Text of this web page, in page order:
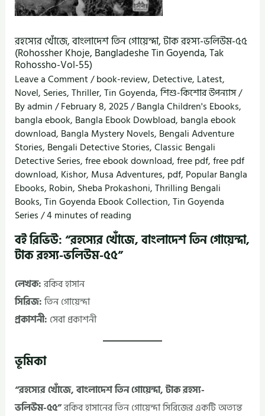
রহস্যের খোঁজে, বাংলাদেশ তিন গোয়েন্দা, টাক রহস্য-ভলিউম-৫৫
(Rohossher Khoje, Bangladeshe Tin Goyenda, Tak
Rohossho-Vol-55)
Leave a Comment/book-review, Detective, Latest,
Novel, Series,Thriller,Tin Goyenda,শিশু-কিশোর উপন্যাস/
Byadmin/February 8, 2025/Bangla Children's Ebooks,
bangla ebook, Bangla Ebook Dowbload, bangla ebook
download, Bangla Mystery Novels, Bengali Adventure
Stories, Bengali Detective Stories,Classic Bengali
Detective Series,free ebook download,free pdf,free pdf
download, Kishor, Musa Adventures, pdf, Popular Bangla
Ebooks, Robin, Sheba Prokashoni,Thrilling Bengali
Books,Tin Goyenda Ebook Collection,Tin Goyenda
Series/4 minutes of reading
বই রিভিউ: “রহস্যের খোঁজে, বাংলাদেশ তিন গোয়েন্দা,
টাক রহস্য-ভলিউম-৫৫”
লেখক:রকিব হাসান
সিরিজ:তিন গোয়েন্দা
প্রকাশনী: সেবা প্রকাশনী
ভূমিকা
“রহস্যের খোঁজে, বাংলাদেশ তিন গোয়েন্দা, টাক রহস্য-
ভলিউম-৫৫”রকিব হাসানের তিন গোয়েন্দা সিরিজের একটি অত্যন্ত